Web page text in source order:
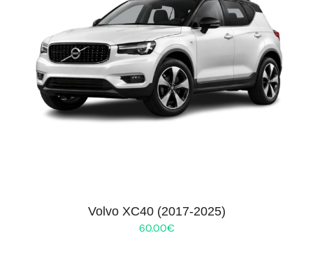
Volvo XC40 (2017-2025)
60.00€